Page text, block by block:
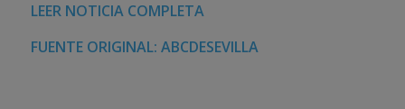
LEER NOTICIA COMPLETA
FUENTE ORIGINAL: ABCDESEVILLA